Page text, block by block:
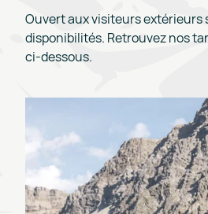
Ouvert aux visiteurs extérieurs
disponibilités. Retrouvez nos
ci-dessous.